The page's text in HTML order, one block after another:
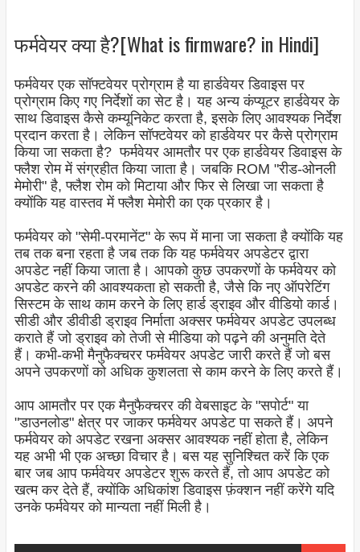
फर्मवेयर क्या है?[What is firmware? in Hindi]
फर्मवेयर एक सॉफ्टवेयर प्रोग्राम है या हार्डवेयर डिवाइस पर
प्रोग्राम किए गए निर्देशों का सेट है। यह अन्य कंप्यूटर हार्डवेयर के
साथ डिवाइस कैसे कम्यूनिकेट करता है, इसके लिए आवश्यक निर्देश
प्रदान करता है। लेकिन सॉफ्टवेयर को हार्डवेयर पर कैसे प्रोग्राम
किया जा सकता है? फर्मवेयर आमतौर पर एक हार्डवेयर डिवाइस के
फ्लैश रोम में संग्रहीत किया जाता है। जबकि ROM "रीड-ओनली
मेमोरी" है, फ्लैश रोम को मिटाया और फिर से लिखा जा सकता है
क्योंकि यह वास्तव में फ्लैश मेमोरी का एक प्रकार है।
फर्मवेयर को "सेमी-परमानेंट" के रूप में माना जा सकता है क्योंकि यह
तब तक बना रहता है जब तक कि यह फर्मवेयर अपडेटर द्वारा
अपडेट नहीं किया जाता है। आपको कुछ उपकरणों के फर्मवेयर को
अपडेट करने की आवश्यकता हो सकती है, जैसे कि नए ऑपरेटिंग
सिस्टम के साथ काम करने के लिए हार्ड ड्राइव और वीडियो कार्ड।
सीडी और डीवीडी ड्राइव निर्माता अक्सर फर्मवेयर अपडेट उपलब्ध
कराते हैं जो ड्राइव को तेजी से मीडिया को पढ़ने की अनुमति देते
हैं। कभी-कभी मैनुफैक्चरर फर्मवेयर अपडेट जारी करते हैं जो बस
अपने उपकरणों को अधिक कुशलता से काम करने के लिए करते हैं।
आप आमतौर पर एक मैनुफैक्चरर की वेबसाइट के "सपोर्ट" या
"डाउनलोड" क्षेत्र पर जाकर फर्मवेयर अपडेट पा सकते हैं। अपने
फर्मवेयर को अपडेट रखना अक्सर आवश्यक नहीं होता है, लेकिन
यह अभी भी एक अच्छा विचार है। बस यह सुनिश्चित करें कि एक
बार जब आप फर्मवेयर अपडेटर शुरू करते हैं, तो आप अपडेट को
खत्म कर देते हैं, क्योंकि अधिकांश डिवाइस फ़ंक्शन नहीं करेंगे यदि
उनके फर्मवेयर को मान्यता नहीं मिली है।